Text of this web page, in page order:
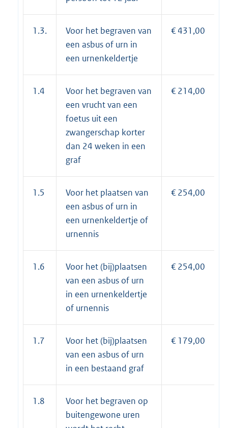
1.3.
Voor het begraven van
een asbus of urn in
een urnenkeldertje
€ 431,00
1.4
Voor het begraven van
een vrucht van een
foetus uit een
zwangerschap korter
dan 24 weken in een
graf
€ 214,00
1.5
Voor het plaatsen van
een asbus of urn in
een urnenkeldertje of
urnennis
€ 254,00
1.6
Voor het (bij)plaatsen
van een asbus of urn
in een urnenkeldertje
of urnennis
€ 254,00
1.7
Voor het (bij)plaatsen
van een asbus of urn
in een bestaand graf
€ 179,00
1.8
Voor het begraven op
buitengewone uren